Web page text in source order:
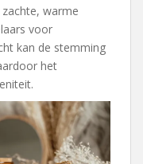
warme
voor
kan de stemming
het